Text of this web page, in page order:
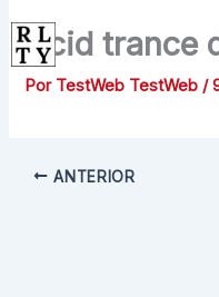
contenido
Acid trance
Por TestWeb TestWeb /
ANTERIOR